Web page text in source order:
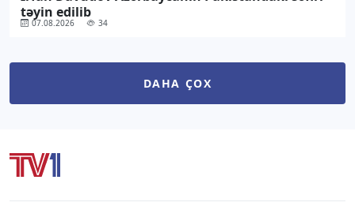
təyin edilib
07.08.2026 34
DAHA ÇOX